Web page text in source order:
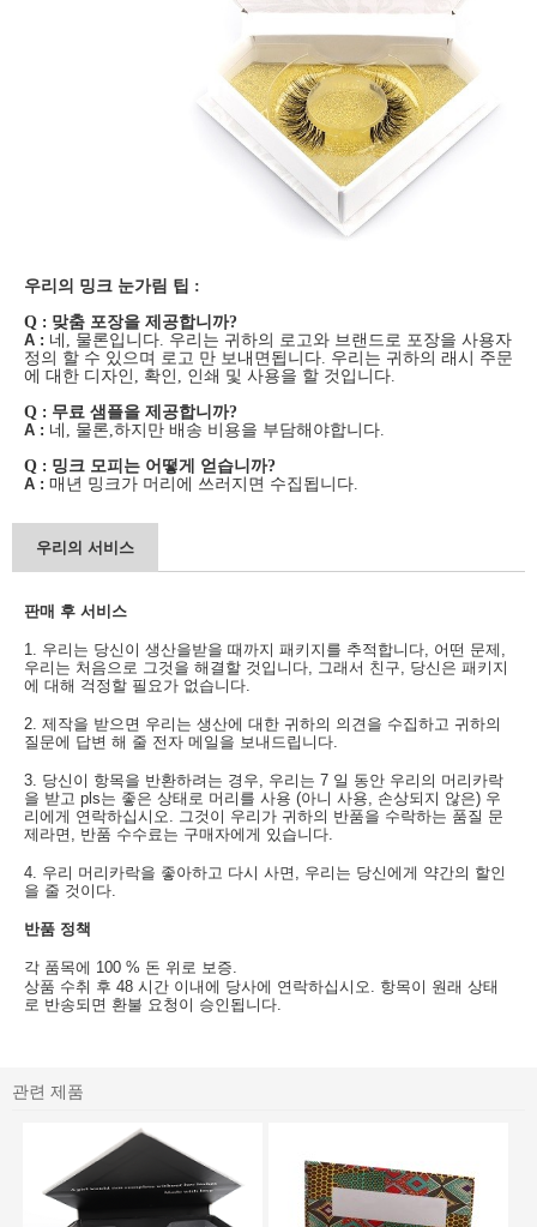
우리의 밍크 눈가림 팁 :
Q : 맞춤 포장을 제공합니까?
A : 네, 물론입니다. 우리는 귀하의 로고와 브랜드로 포장을 사용자
정의 할 수 있으며 로고 만 보내면됩니다. 우리는 귀하의 래시 주문
에 대한 디자인, 확인, 인쇄 및 사용을 할 것입니다.
Q : 무료 샘플을 제공합니까?
A : 네, 물론,하지만 배송 비용을 부담해야합니다.
Q : 밍크 모피는 어떻게 얻습니까?
A : 매년 밍크가 머리에 쓰러지면 수집됩니다.
우리의 서비스
판매 후 서비스
1. 우리는 당신이 생산을받을 때까지 패키지를 추적합니다, 어떤 문제,
우리는 처음으로 그것을 해결할 것입니다, 그래서 친구, 당신은 패키지
에 대해 걱정할 필요가 없습니다.
2. 제작을 받으면 우리는 생산에 대한 귀하의 의견을 수집하고 귀하의
질문에 답변 해 줄 전자 메일을 보내드립니다.
3. 당신이 항목을 반환하려는 경우, 우리는 7 일 동안 우리의 머리카락
을 받고 pls는 좋은 상태로 머리를 사용 (아니 사용, 손상되지 않은) 우
리에게 연락하십시오. 그것이 우리가 귀하의 반품을 수락하는 품질 문
제라면, 반품 수수료는 구매자에게 있습니다.
4. 우리 머리카락을 좋아하고 다시 사면, 우리는 당신에게 약간의 할인
을 줄 것이다.
반품 정책
각 품목에 100 % 돈 위로 보증.
상품 수취 후 48 시간 이내에 당사에 연락하십시오. 항목이 원래 상태
로 반송되면 환불 요청이 승인됩니다.
관련 제품